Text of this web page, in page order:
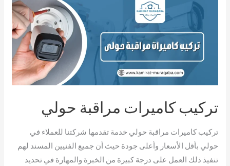
تركيب كاميرات مراقبة حولي
تركيب كاميرات مراقبة حولي خدمة تقدمها شركتنا للعملاء في
حولي بأقل الأسعار وأعلى جودة حيث أن جميع الفنيين المسند لهم
تنفيذ ذلك العمل على درجة كبيرة من الخبرة والمهارة في تحديد
تركيب
كاميرات
مراقبة
حولي